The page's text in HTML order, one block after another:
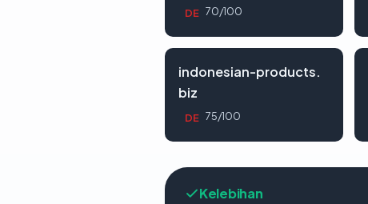
DE 70/100
indonesian-products.
biz
DE 75/100
Kelebihan